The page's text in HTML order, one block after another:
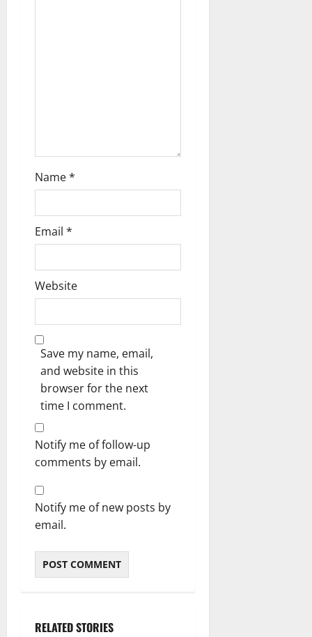
Name*
Email *
Website
Save my name, email,
and website in this
browser for the next
time I comment.
Notify me of follow-up
comments by email.
Notify me of new posts by
email.
RELATED STORIES